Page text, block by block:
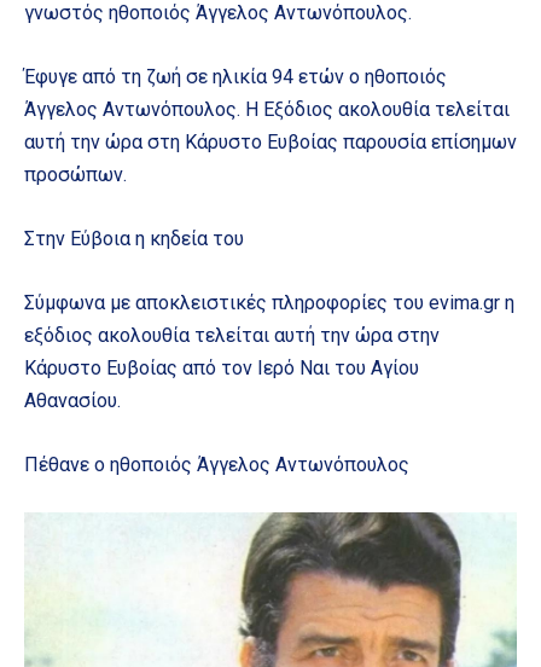
γνωστός ηθοποιός Άγγελος Αντωνόπουλος.
Έφυγε από τη ζωή σε ηλικία 94 ετών ο ηθοποιός
Άγγελος Αντωνόπουλος. Η Εξόδιος ακολουθία τελείται
αυτή την ώρα στη Κάρυστο Ευβοίας παρουσία επίσημων
προσώπων.
Στην Εύβοια η κηδεία του
Σύμφωνα με αποκλειστικές πληροφορίες του evima.gr η
εξόδιος ακολουθία τελείται αυτή την ώρα στην
Κάρυστο Ευβοίας από τον Ιερό Ναι του Αγίου
Αθανασίου.
Πέθανε ο ηθοποιός Άγγελος Αντωνόπουλος